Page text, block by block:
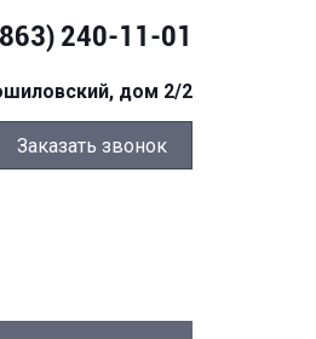
240-11-01
дом 2/2
Заказать звонок